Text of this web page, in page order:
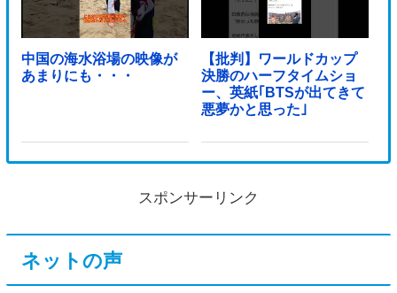
中国の海水浴場の映像が
あまりにも・・・
【批判】ワールドカップ
決勝のハーフタイムショ
ー、英紙｢BTSが出てきて
悪夢かと思った｣
スポンサーリンク
ネットの声